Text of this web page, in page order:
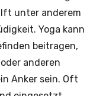
unter anderem
Yoga kann
beitragen,
anderen
Anker sein. Oft